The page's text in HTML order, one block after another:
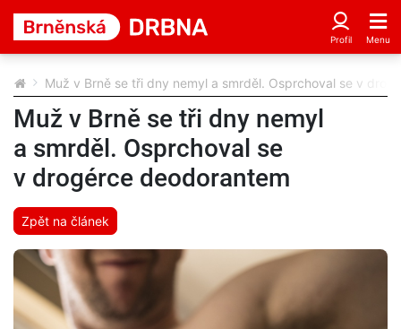
Muž v Brně se tři dny nemyl a smrděl. Osprchoval se v
Muž v Brně se tři dny nemyl
a smrděl. Osprchoval se
v drogérce deodorantem
Zpět na článek